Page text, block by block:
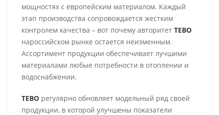
мощностях с европейским материалом. Каждый
этап производства сопровождается жестким
контролем качества – вот почему авторитет TEBO
нароссийском рынке остается неизменным.
Ассортимент продукции обеспечивает лучшими
материалами любые потребности в отоплении и
водоснабжении.
TEBO регулярно обновляет модельный ряд своей
продукции, в которой улучшены показатели